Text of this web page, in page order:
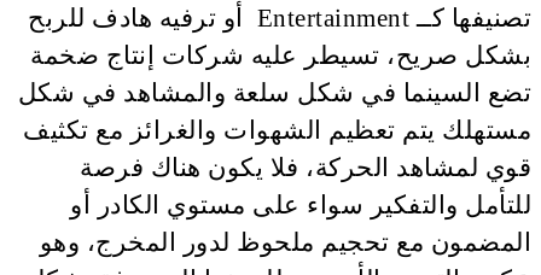
تصنيفها كــ Entertainment أو ترفيه هادف للربح
بشكل صريح، تسيطر عليه شركات إنتاج ضخمة
تضع السينما في شكل سلعة والمشاهد في شكل
مستهلك يتم تعظيم الشهوات والغرائز مع تكثيف
قوي لمشاهد الحركة، فلا يكون هناك فرصة
للتأمل والتفكير سواء على مستوي الكادر أو
المضمون مع تحجيم ملحوظ لدور المخرج، وهو